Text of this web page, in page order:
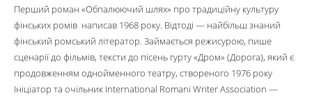
Перший роман «Обпалюючий шлях» про традиційну культуру
фінських ромів написав 1968 року. Відтоді — найбільш знаний
фінський ромський літератор. Займається режисурою, пише
сценарії до фільмів, тексти до пісень гурту «Дром» (Дорога), який є
продовженням однойменного театру, створеного 1976 року
Ініціатор та очільник International Romani Writer Association —